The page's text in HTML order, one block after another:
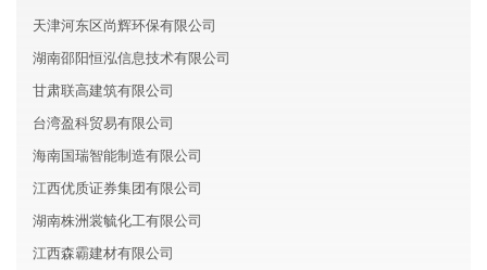
天津河东区尚辉环保有限公司
湖南邵阳恒泓信息技术有限公司
甘肃联高建筑有限公司
台湾盈科贸易有限公司
海南国瑞智能制造有限公司
江西优质证券集团有限公司
湖南株洲裳毓化工有限公司
江西森霸建材有限公司